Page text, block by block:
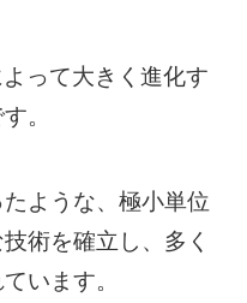
って大きく進化す
。
ような、極小単位
術を確立し、多く
います。